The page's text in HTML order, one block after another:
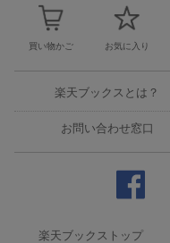
買い物かご お気に入り
楽天ブックスとは？
お問い合わせ窓口
楽天ブックストップ